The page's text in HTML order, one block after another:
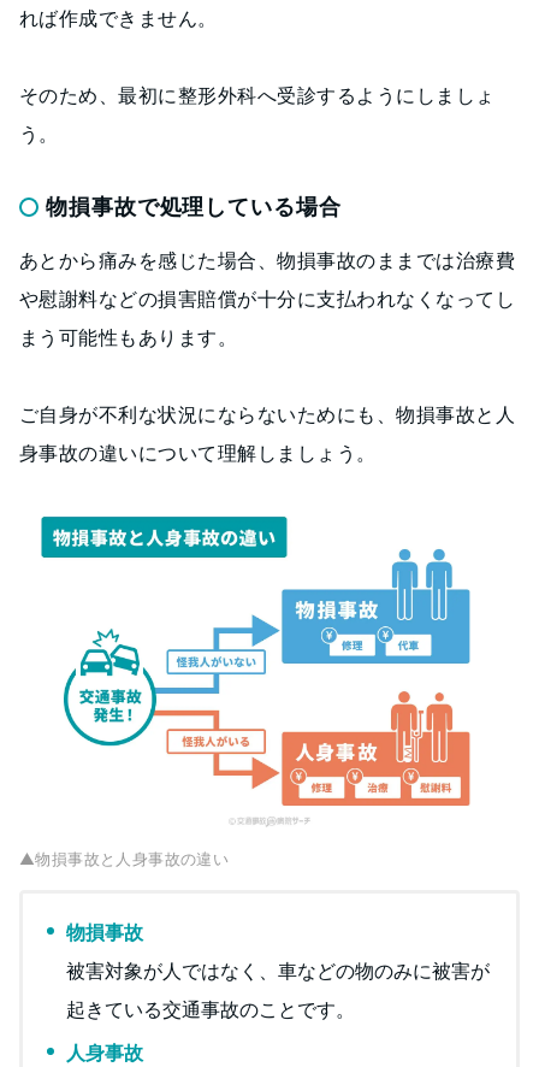
れば作成できません。
そのため、最初に整形外科へ受診するようにしましょ
う。
物損事故で処理している場合
あとから痛みを感じた場合、物損事故のままでは治療費
や慰謝料などの損害賠償が十分に支払われなくなってし
まう可能性もあります。
ご自身が不利な状況にならないためにも、物損事故と人
身事故の違いについて理解しましょう。
▲物損事故と人身事故の違い
物損事故
被害対象が人ではなく、車などの物のみに被害が
起きている交通事故のことです。
人身事故